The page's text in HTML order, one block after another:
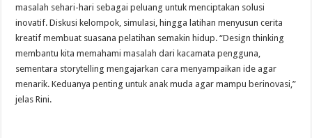
masalah sehari-hari sebagai peluang untuk menciptakan solusi
inovatif. Diskusi kelompok, simulasi, hingga latihan menyusun cerita
kreatif membuat suasana pelatihan semakin hidup. “Design thinking
membantu kita memahami masalah dari kacamata pengguna,
sementara storytelling mengajarkan cara menyampaikan ide agar
menarik. Keduanya penting untuk anak muda agar mampu berinovasi,”
jelas Rini.